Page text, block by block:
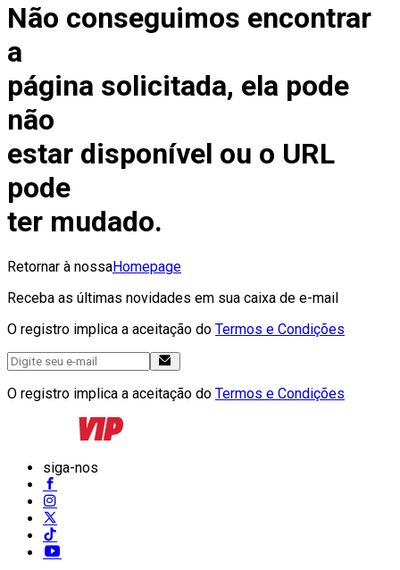
Não conseguimos encontrar
a
página solicitada, ela pode
não
estar disponível ou o URL
pode
ter mudado.
Retornar à nossaHomepage
Receba as últimas novidades em sua caixa de e-mail
O registro implica a aceitação do Termos e Condições
O registro implica a aceitação do Termos e Condições
siga-nos